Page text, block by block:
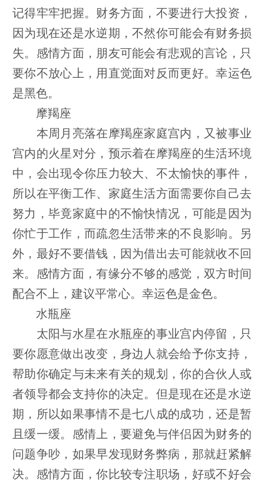
记得牢牢把握。财务方面，不要进行大投资，
因为现在还是水逆期，不然你可能会有财务损
失。感情方面，朋友可能会有悲观的言论，只
要你不放心上，用直觉面对反而更好。幸运色
是黑色。
摩羯座
本周月亮落在摩羯座家庭宫内，又被事业
宫内的火星对分，预示着在摩羯座的生活环境
中，会出现令你压力较大、不太愉快的事件，
所以在平衡工作、家庭生活方面需要你自己去
努力，毕竟家庭中的不愉快情况，可能是因为
你忙于工作，而疏忽生活带来的不良影响。另
外，最好不要借钱，因为借出去可能就收不回
来。感情方面，有缘分不够的感觉，双方时间
配合不上，建议平常心。幸运色是金色。
水瓶座
太阳与水星在水瓶座的事业宫内停留，只
要你愿意做出改变，身边人就会给予你支持，
帮助你确定与未来有关的规划，你的合伙人或
者领导都会支持你的决定。但是现在还是水逆
期，所以如果事情不是七八成的成功，还是暂
且缓一缓。感情上，要避免与伴侣因为财务的
问题争吵，如果早发现财务弊病，那就赶紧解
决。感情方面，你比较专注职场，好或不好会